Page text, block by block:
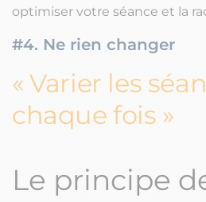
optimiser votre séance et la
#4. Ne rien changer
Varier les
chaque fois
Le principe